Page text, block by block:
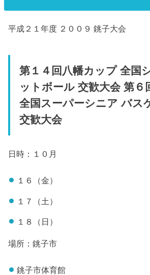
平成２１年度 ２００９ 銚子大会
第１４回八幡カップ 全国
ットボール 交歓大会 第６
全国スーパーシニア バス
交歓大会
日時：１０月
１６（金）
１７（土）
１８（日）
場所：銚子市
銚子市体育館